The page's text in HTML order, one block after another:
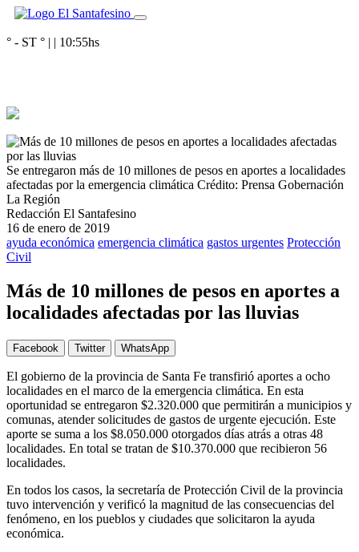
° - ST ° | | 10:55hs
Se entregaron más de 10 millones de pesos en aportes a localidades
afectadas por la emergencia climática Crédito: Prensa Gobernación
La Región
Redacción El Santafesino
16 de enero de 2019
ayuda económica emergencia climática gastos urgentes Protección
Civil
Más de 10 millones de pesos en aportes a
localidades afectadas por las lluvias
Facebook Twitter WhatsApp
El gobierno de la provincia de Santa Fe transfirió aportes a ocho
localidades en el marco de la emergencia climática. En esta
oportunidad se entregaron $2.320.000 que permitirán a municipios y
comunas, atender solicitudes de gastos de urgente ejecución. Este
aporte se suma a los $8.050.000 otorgados días atrás a otras 48
localidades. En total se tratan de $10.370.000 que recibieron 56
localidades.
En todos los casos, la secretaría de Protección Civil de la provincia
tuvo intervención y verificó la magnitud de las consecuencias del
fenómeno, en los pueblos y ciudades que solicitaron la ayuda
económica.